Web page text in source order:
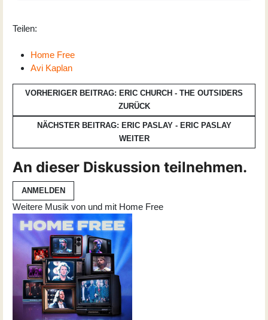
Teilen:
Home Free
Avi Kaplan
VORHERIGER BEITRAG: ERIC CHURCH - THE OUTSIDERS
ZURÜCK
NÄCHSTER BEITRAG: ERIC PASLAY - ERIC PASLAY
WEITER
An dieser Diskussion teilnehmen.
ANMELDEN
Weitere Musik von und mit Home Free